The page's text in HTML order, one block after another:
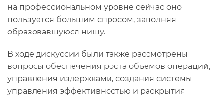
на профессиональном уровне сейчас оно
пользуется большим спросом, заполняя
образовавшуюся нишу.
В ходе дискуссии были также рассмотрены
вопросы обеспечения роста объемов операций,
управления издержками, создания системы
управления эффективностью и раскрытия